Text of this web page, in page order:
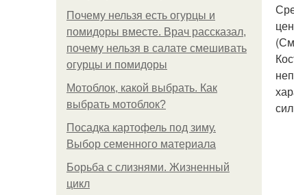
Почему нельзя есть огурцы и
помидоры вместе. Врач рассказал,
почему нельзя в салате смешивать
огурцы и помидоры
Мотоблок, какой выбрать. Как
выбрать мотоблок?
Посадка картофель под зиму.
Выбор семенного материала
Борьба с слизнями. Жизненный
цикл